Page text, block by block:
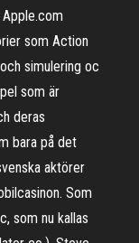
som Action
simulering oc
som är
deras
bara på det
aktörer
Som
som nu kallas